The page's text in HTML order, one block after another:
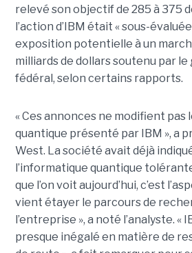
relevé son objectif de 285 à 375
l’action d’IBM était « sous-
exposition potentielle à un
milliards de dollars soutenu par
fédéral, selon certains rapports.
« Ces annonces ne modifient pas
quantique présenté par IBM », a
West. La société avait déjà
l’informatique quantique
que l’on voit aujourd’hui, c’est
vient étayer le parcours de
l’entreprise », a noté l’analyste. «
presque inégalé en matière de